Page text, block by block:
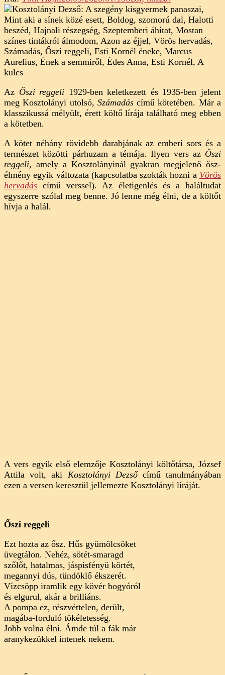
Kosztolányi
Dezső:
Őszi
reggeli
(elemzés)
Az Őszi reggeli 1929-ben keletkezett és 1935-ben jelent
meg Kosztolányi utolsó, Számadáscímű kötetében. Már a
klasszikussá mélyült, érett költő lírája található meg ebben
a kötetben.
A kötet néhány rövidebb darabjának az emberi sors és a
természet közötti párhuzam a témája. Ilyen vers az Őszi
reggeli, amely a Kosztolányinál gyakran megjelenő ősz-
élmény egyik változata (kapcsolatba szokták hozni a Vörös
hervadás című verssel). Az életigenlés és a haláltudat
egyszerre szólal meg benne. Jó lenne még élni, de a költőt
hívja a halál.
A vers egyik első elemzője Kosztolányi költőtársa, József
Attila volt, aki Kosztolányi Dezsőcímű tanulmányában
ezen a versen keresztül jellemezte Kosztolányi líráját.
Őszi reggeli
Ezt hozta az ősz. Hűs gyümölcsöket
üvegtálon. Nehéz, sötét-smaragd
szőlőt, hatalmas, jáspisfényü körtét,
megannyi dús, tündöklő ékszerét.
Vízcsöpp iramlik egy kövér bogyóról
és elgurul, akár a brilliáns.
A pompa ez, részvéttelen, derült,
magába-forduló tökéletesség.
Jobb volna élni. Ámde túl a fák már
aranykezükkel intenek nekem.